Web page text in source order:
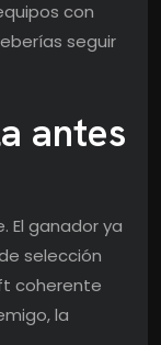
con
seguir
antes
El ganador ya
selección
coherente
la